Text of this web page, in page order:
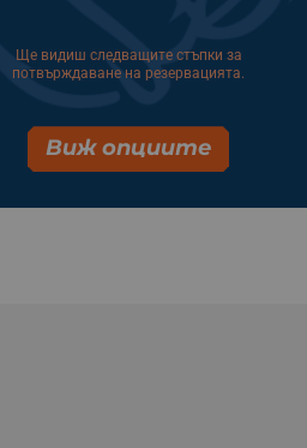
Ще видиш следващите стъпки за
потвърждаване на резервацията.
Виж опциите